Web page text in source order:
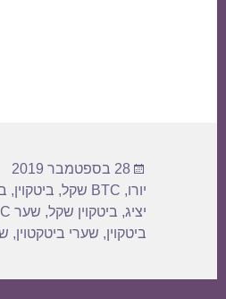
פורסם
בתאריך
28 בספטמבר 2019
יורו, BTC שקל , ביטקוין,
יציג, ביטקוין שקל, שער BTC
ביטקוין, שערי ביטקטוין,